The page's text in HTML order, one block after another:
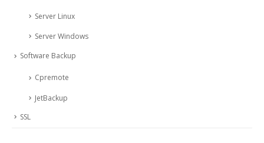
Server Linux
Server Windows
Software Backup
Cpremote
JetBackup
SSL